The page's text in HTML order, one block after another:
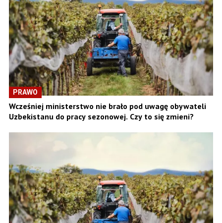
PRAWO
Wcześniej ministerstwo nie brało pod uwagę obywateli
Uzbekistanu do pracy sezonowej. Czy to się zmieni?